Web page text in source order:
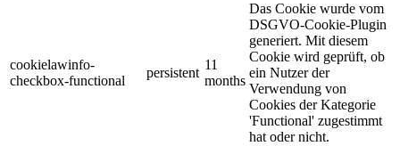
cookielawinfo-
checkbox-functional
persistent
11
months
Das Cookie wurde vom
DSGVO-Cookie-Plugin
generiert. Mit diesem
Cookie wird geprüft, ob
ein Nutzer der
Verwendung von
Cookies der Kategorie
'Functional' zugestimmt
hat oder nicht.